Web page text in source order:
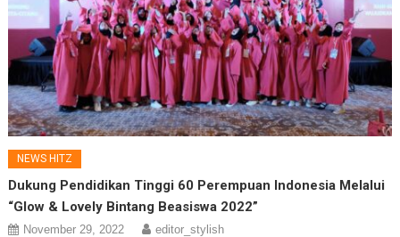
NEWS HITZ
Dukung Pendidikan Tinggi 60 Perempuan Indonesia Melalui
“Glow & Lovely Bintang Beasiswa 2022”
November 29, 2022 editor_stylish